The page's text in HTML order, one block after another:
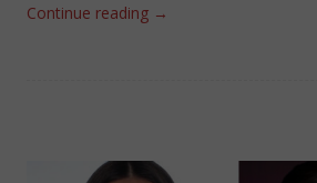
Continue reading →